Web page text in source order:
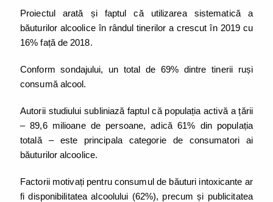
Proiectul arată și faptul că utilizarea sistematică a
băuturilor alcoolice în rândul tinerilor a crescut în 2019 cu
16% față de 2018.
Conform sondajului, un total de 69% dintre tinerii ruși
consumă alcool.
Autorii studiului subliniază faptul că populația activă a țării
– 89,6 milioane de persoane, adică 61% din populația
totală – este principala categorie de consumatori ai
băuturilor alcoolice.
Factorii motivați pentru consumul de băuturi intoxicante ar
fi disponibilitatea alcoolului (62%), precum și publicitatea